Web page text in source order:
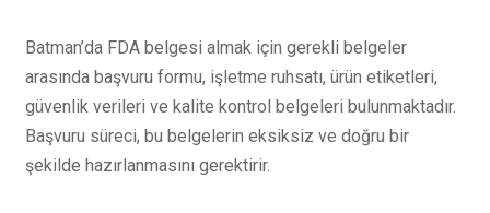
Batman’da FDA belgesi almak için gerekli belgeler
arasında başvuru formu, işletme ruhsatı, ürün etiketleri,
güvenlik verileri ve kalite kontrol belgeleri bulunmaktadır.
Başvuru süreci, bu belgelerin eksiksiz ve doğru bir
şekilde hazırlanmasını gerektirir.